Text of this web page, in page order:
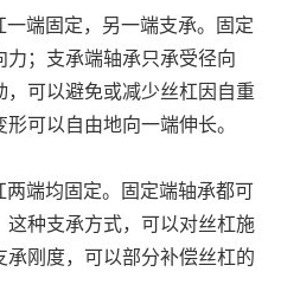
固定，另一端支承。固定
；支承端轴承只承受径向
可以避免或减少丝杠因自重
可以自由地向一端伸长。
均固定。固定端轴承都可
种支承方式，可以对丝杠施
刚度，可以部分补偿丝杠的